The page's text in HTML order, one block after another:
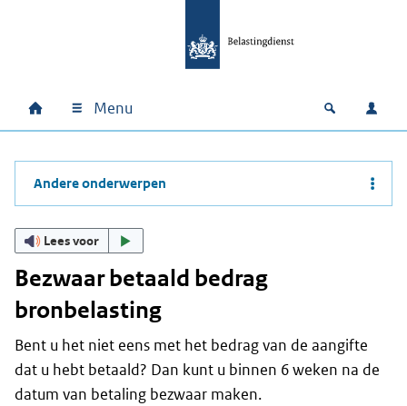
Hoofdnavigatie
Home Menu Open
Andere onderwerpen
Lees voor
Bezwaar betaald bedrag
bronbelasting
Bent u het niet eens met het bedrag van de aangifte
dat u hebt betaald? Dan kunt u binnen 6 weken na de
datum van betaling bezwaar maken.